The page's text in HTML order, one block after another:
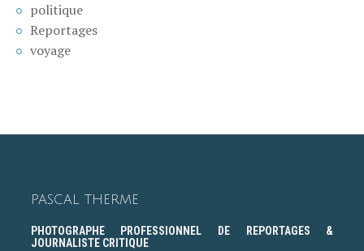
politique
Reportages
voyage
PASCAL THERME
PHOTOGRAPHE PROFESSIONNEL DE REPORTAGES &
JOURNALISTE CRITIQUE